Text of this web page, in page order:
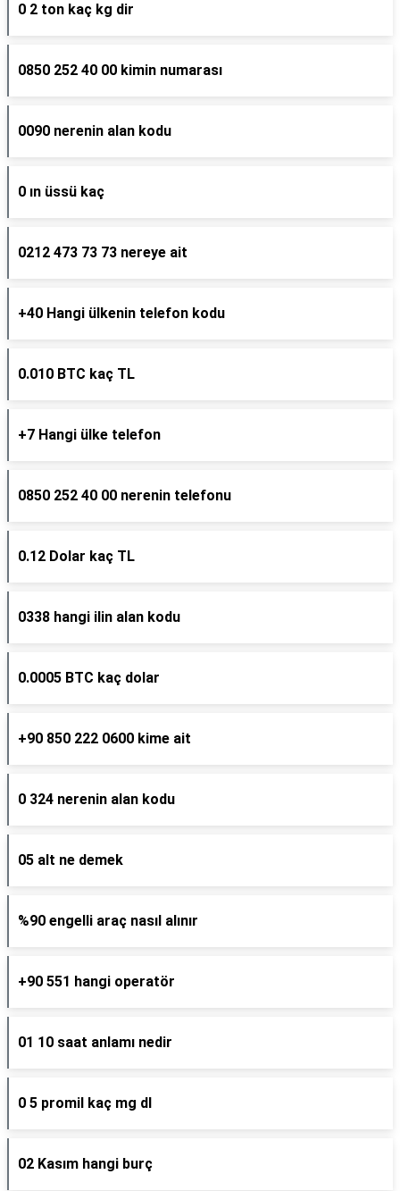
0 2 ton kaç kg dir
0850 252 40 00 kimin numarası
0090 nerenin alan kodu
0 ın üssü kaç
0212 473 73 73 nereye ait
+40 Hangi ülkenin telefon kodu
0.010 BTC kaç TL
+7 Hangi ülke telefon
0850 252 40 00 nerenin telefonu
0.12 Dolar kaç TL
0338 hangi ilin alan kodu
0.0005 BTC kaç dolar
+90 850 222 0600 kime ait
0 324 nerenin alan kodu
05 alt ne demek
%90 engelli araç nasıl alınır
+90 551 hangi operatör
01 10 saat anlamı nedir
0 5 promil kaç mg dl
02 Kasım hangi burç